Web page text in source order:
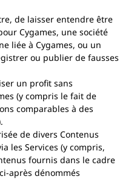
de laisser entendre être
Cygames, une société
liée à Cygames, ou un
ou publier de fausses
un profit sans
(y compris le fait de
comparables à des
de divers Contenus
les Services (y compris,
fournis dans le cadre
après dénommés